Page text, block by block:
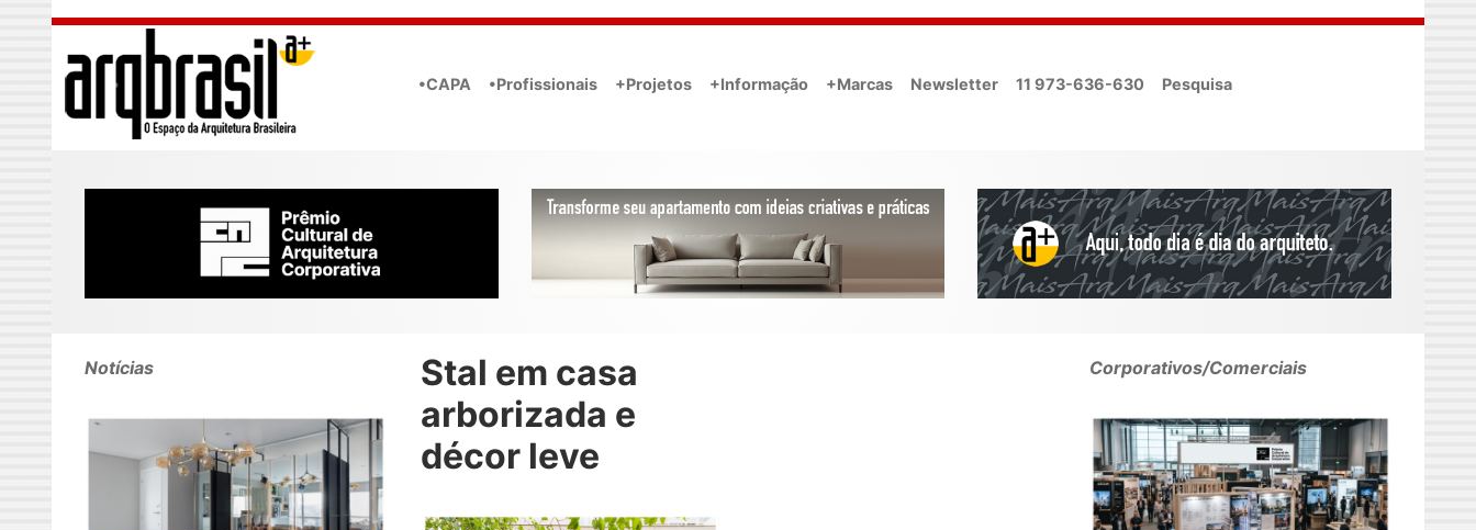
Skip to main content
•CAPA •Profissionais +Projetos +Informação +Marcas Newsletter 11 973-636-630 Pesquisa
Stal em casa
arborizada e
décor leve
Notícias Corporativos/Comerciais